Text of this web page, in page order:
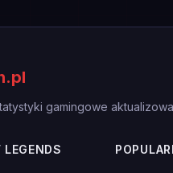
gamingowe
LEGENDS